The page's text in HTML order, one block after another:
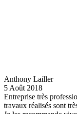
Anthony Lailler
5 Août 2018
Entreprise très
travaux réalisés sont